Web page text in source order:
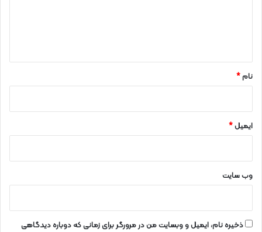
نام*
ایمیل*
وب‌ سایت
ذخیره نام، ایمیل و وبسایت من در مرورگر برای زمانی که دوباره دیدگاهی